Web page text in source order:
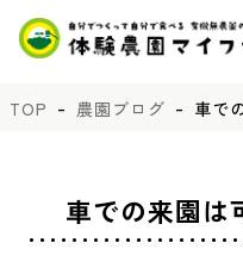
TOP 農園ブログ 車で
車での来園は